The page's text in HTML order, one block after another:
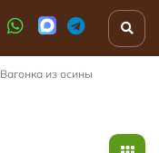
Вагонка из осины